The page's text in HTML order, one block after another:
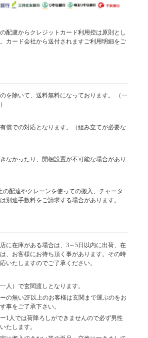
ル付
届けとなります）
も販売中の為、稀に在庫切れの場合もございます。
配慮からクレジットカード利用控は原則とし
カード会社から送付されますご利用明細をご
を除いて、送料無料になっております。 （一
償での対応となります。（組み立てが必要な
なかったり、開梱設置が不可能な場合があり
の配達やクレーンを使っての搬入、チャータ
別途手数料をご請求する場合があります。
に在庫がある場合は、3～5日以内に出荷、在
、お客様にお待ち頂く事があります。その時
いたしますのでご了承ください。
人）で玄関渡しとなります。
の無い2F以上のお客様は玄関まで運ぶのをお
事をご了承下さい。
1人では荷降ろしができませんので必ず男性
たします。